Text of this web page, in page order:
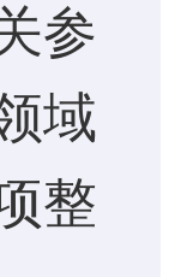
参
域
整